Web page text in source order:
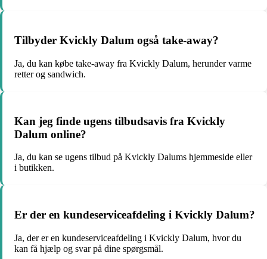
Tilbyder Kvickly Dalum også take-away?
Ja, du kan købe take-away fra Kvickly Dalum, herunder varme
retter og sandwich.
Kan jeg finde ugens tilbudsavis fra Kvickly
Dalum online?
Ja, du kan se ugens tilbud på Kvickly Dalums hjemmeside eller
i butikken.
Er der en kundeserviceafdeling i Kvickly Dalum?
Ja, der er en kundeserviceafdeling i Kvickly Dalum, hvor du
kan få hjælp og svar på dine spørgsmål.